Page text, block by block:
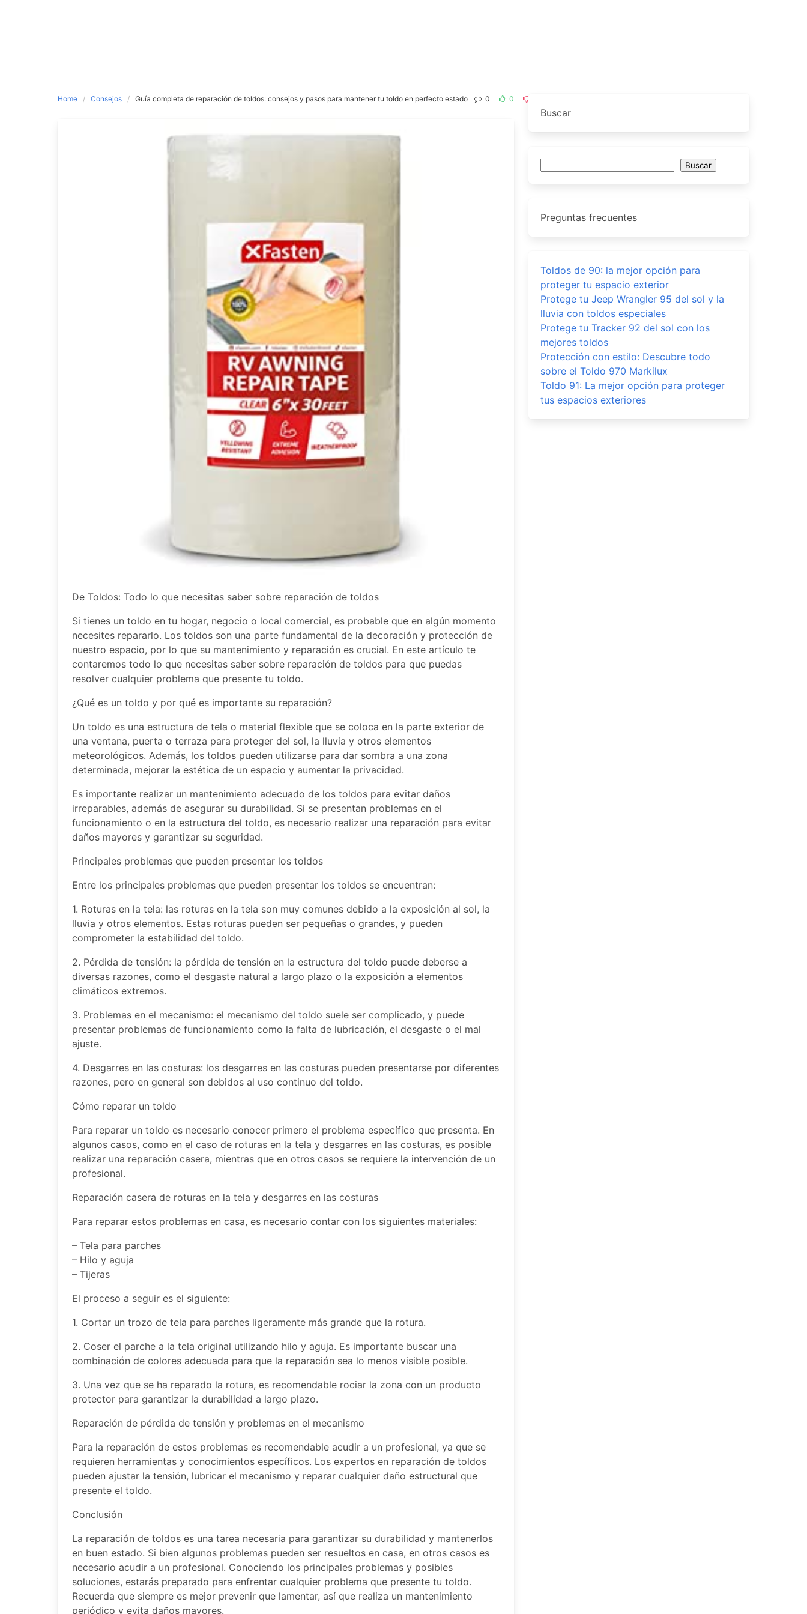
Home Consejos Guía completa de reparación de toldos: consejos y pasos para mantener tu toldo en perfecto estado 0 0
De Toldos: Todo lo que necesitas saber sobre reparación de toldos
Si tienes un toldo en tu hogar, negocio o local comercial, es probable que en algún momento
necesites repararlo. Los toldos son una parte fundamental de la decoración y protección de
nuestro espacio, por lo que su mantenimiento y reparación es crucial. En este artículo te
contaremos todo lo que necesitas saber sobre reparación de toldos para que puedas
resolver cualquier problema que presente tu toldo.
¿Qué es un toldo y por qué es importante su reparación?
Un toldo es una estructura de tela o material flexible que se coloca en la parte exterior de
una ventana, puerta o terraza para proteger del sol, la lluvia y otros elementos
meteorológicos. Además, los toldos pueden utilizarse para dar sombra a una zona
determinada, mejorar la estética de un espacio y aumentar la privacidad.
Es importante realizar un mantenimiento adecuado de los toldos para evitar daños
irreparables, además de asegurar su durabilidad. Si se presentan problemas en el
funcionamiento o en la estructura del toldo, es necesario realizar una reparación para evitar
daños mayores y garantizar su seguridad.
Principales problemas que pueden presentar los toldos
Entre los principales problemas que pueden presentar los toldos se encuentran:
1. Roturas en la tela: las roturas en la tela son muy comunes debido a la exposición al sol, la
lluvia y otros elementos. Estas roturas pueden ser pequeñas o grandes, y pueden
comprometer la estabilidad del toldo.
2. Pérdida de tensión: la pérdida de tensión en la estructura del toldo puede deberse a
diversas razones, como el desgaste natural a largo plazo o la exposición a elementos
climáticos extremos.
3. Problemas en el mecanismo: el mecanismo del toldo suele ser complicado, y puede
presentar problemas de funcionamiento como la falta de lubricación, el desgaste o el mal
ajuste.
4. Desgarres en las costuras: los desgarres en las costuras pueden presentarse por diferentes
razones, pero en general son debidos al uso continuo del toldo.
Cómo reparar un toldo
Para reparar un toldo es necesario conocer primero el problema específico que presenta. En
algunos casos, como en el caso de roturas en la tela y desgarres en las costuras, es posible
realizar una reparación casera, mientras que en otros casos se requiere la intervención de un
profesional.
Reparación casera de roturas en la tela y desgarres en las costuras
Para reparar estos problemas en casa, es necesario contar con los siguientes materiales:
– Tela para parches
– Hilo y aguja
– Tijeras
El proceso a seguir es el siguiente:
1. Cortar un trozo de tela para parches ligeramente más grande que la rotura.
2. Coser el parche a la tela original utilizando hilo y aguja. Es importante buscar una
combinación de colores adecuada para que la reparación sea lo menos visible posible.
3. Una vez que se ha reparado la rotura, es recomendable rociar la zona con un producto
protector para garantizar la durabilidad a largo plazo.
Reparación de pérdida de tensión y problemas en el mecanismo
Para la reparación de estos problemas es recomendable acudir a un profesional, ya que se
requieren herramientas y conocimientos específicos. Los expertos en reparación de toldos
pueden ajustar la tensión, lubricar el mecanismo y reparar cualquier daño estructural que
presente el toldo.
Conclusión
La reparación de toldos es una tarea necesaria para garantizar su durabilidad y mantenerlos
en buen estado. Si bien algunos problemas pueden ser resueltos en casa, en otros casos es
necesario acudir a un profesional. Conociendo los principales problemas y posibles
soluciones, estarás preparado para enfrentar cualquier problema que presente tu toldo.
Recuerda que siempre es mejor prevenir que lamentar, así que realiza un mantenimiento
periódico y evita daños mayores.
Buscar
Buscar
Preguntas frecuentes
Toldos de 90: la mejor opción para
proteger tu espacio exterior
Protege tu Jeep Wrangler 95 del sol y la
lluvia con toldos especiales
Protege tu Tracker 92 del sol con los
mejores toldos
Protección con estilo: Descubre todo
sobre el Toldo 970 Markilux
Toldo 91: La mejor opción para proteger
tus espacios exteriores